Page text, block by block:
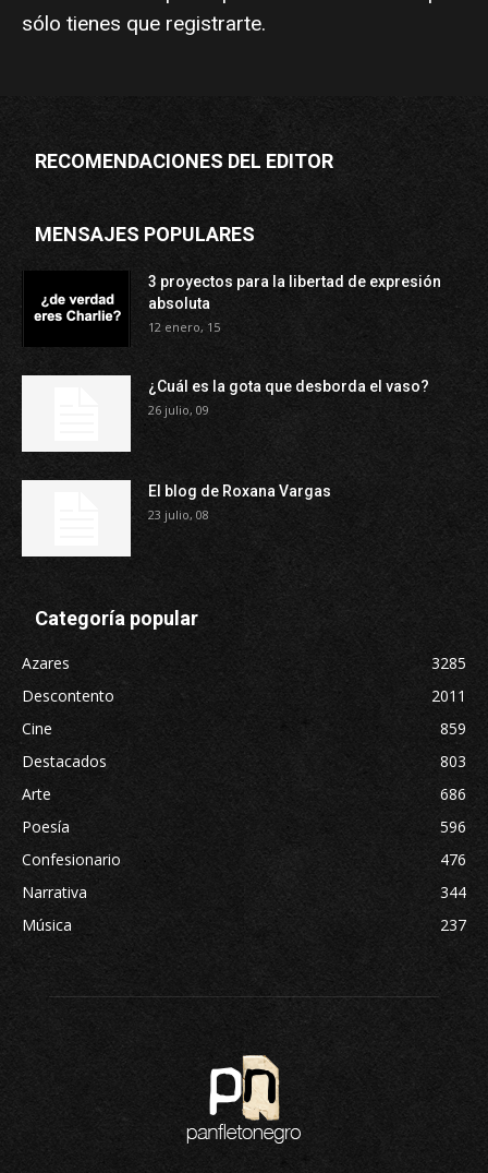
sólo tienes que registrarte.
RECOMENDACIONES DEL EDITOR
MENSAJES POPULARES
3 proyectos para la libertad de expresión
absoluta
12 enero, 15
¿Cuál es la gota que desborda el vaso?
26 julio, 09
El blog de Roxana Vargas
23 julio, 08
Categoría popular
Azares
3285
Descontento
2011
Cine
859
Destacados
803
Arte
686
Poesía
596
Confesionario
476
Narrativa
344
Música
237